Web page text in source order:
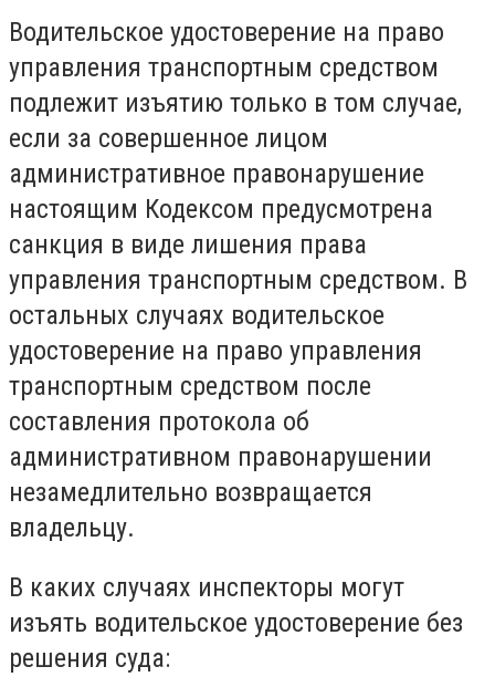
Водительское удостоверение на право
управления транспортным средством
подлежит изъятию только в том случае,
если за совершенное лицом
административное правонарушение
настоящим Кодексом предусмотрена
санкция в виде лишения права
управления транспортным средством. В
остальных случаях водительское
удостоверение на право управления
транспортным средством после
составления протокола об
административном правонарушении
незамедлительно возвращается
владельцу.
В каких случаях инспекторы могут
изъять водительское удостоверение без
решения суда: